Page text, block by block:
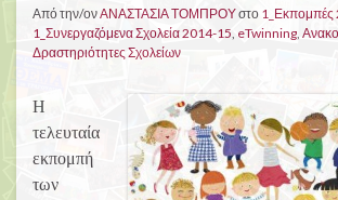
Από την/ονΑΝΑΣΤΑΣΙΑ ΤΟΜΠΡΟΥστο 1_Εκπομπές
1_Συνεργαζόμενα Σχολεία 2014-15, eTwinning,
Δραστηριότητες Σχολείων
Η
τελευταία
εκπομπή
των